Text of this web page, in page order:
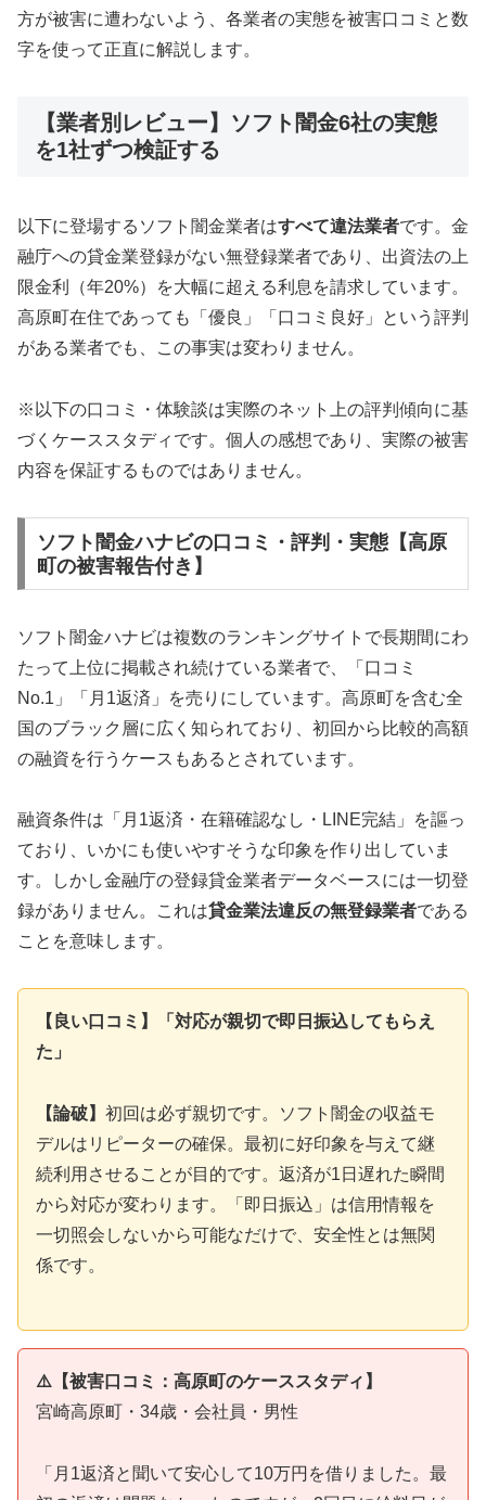
方が被害に遭わないよう、各業者の実態を被害口コミと数
字を使って正直に解説します。
【業者別レビュー】ソフト闇金6社の実態
を1社ずつ検証する
以下に登場するソフト闇金業者はすべて違法業者です。金
融庁への貸金業登録がない無登録業者であり、出資法の上
限金利（年20%）を大幅に超える利息を請求しています。
高原町在住であっても「優良」「口コミ良好」という評判
がある業者でも、この事実は変わりません。
※以下の口コミ・体験談は実際のネット上の評判傾向に基
づくケーススタディです。個人の感想であり、実際の被害
内容を保証するものではありません。
ソフト闇金ハナビの口コミ・評判・実態【高原
町の被害報告付き】
ソフト闇金ハナビは複数のランキングサイトで長期間にわ
たって上位に掲載され続けている業者で、「口コミ
No.1」「月1返済」を売りにしています。高原町を含む全
国のブラック層に広く知られており、初回から比較的高額
の融資を行うケースもあるとされています。
融資条件は「月1返済・在籍確認なし・LINE完結」を謳っ
ており、いかにも使いやすそうな印象を作り出していま
す。しかし金融庁の登録貸金業者データベースには一切登
録がありません。これは貸金業法違反の無登録業者である
ことを意味します。
【良い口コミ】「対応が親切で即日振込してもらえ
た」
【論破】 初回は必ず親切です。ソフト闇金の収益モ
デルはリピーターの確保。最初に好印象を与えて継
続利用させることが目的です。返済が1日遅れた瞬間
から対応が変わります。「即日振込」は信用情報を
一切照会しないから可能なだけで、安全性とは無関
係です。
⚠️【被害口コミ：高原町のケーススタディ】
宮崎高原町・34歳・会社員・男性
「月1返済と聞いて安心して10万円を借りました。最